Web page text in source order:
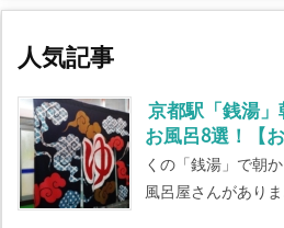
人気記事
京都駅「銭湯
お風呂8選！【
くの「銭湯」で朝
風呂屋さんがあり